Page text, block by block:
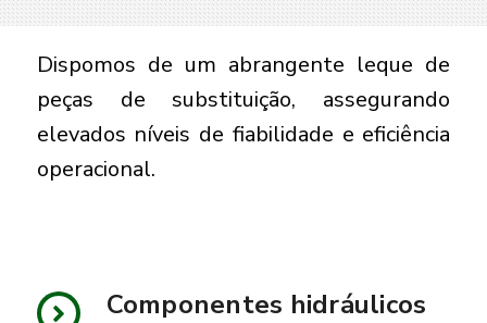
Dispomos de um abrangente leque de
peças de substituição, assegurando
elevados níveis de fiabilidade e eficiência
operacional.
Componentes hidráulicos